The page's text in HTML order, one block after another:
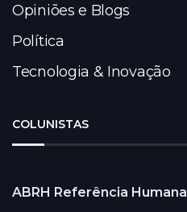
Opiniões e Blogs
Política
Tecnologia & Inovação
COLUNISTAS
ABRH Referência Humana